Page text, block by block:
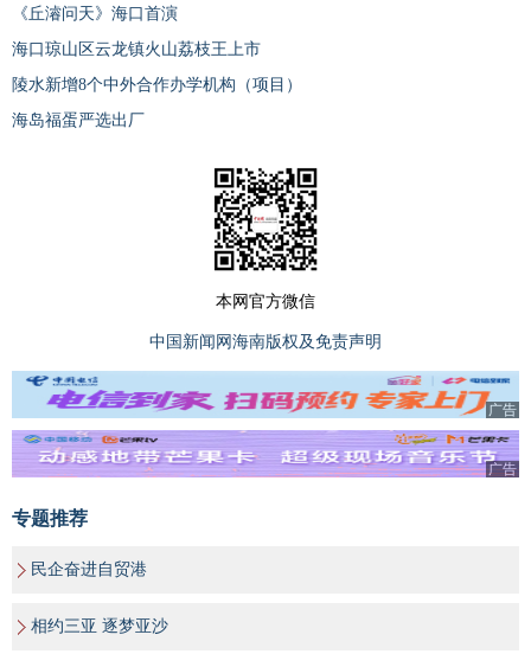
《丘濬问天》海口首演
海口琼山区云龙镇火山荔枝王上市
陵水新增8个中外合作办学机构（项目）
海岛福蛋严选出厂
本网官方微信
中国新闻网海南版权及免责声明
广告
广告
专题推荐
民企奋进自贸港
相约三亚 逐梦亚沙